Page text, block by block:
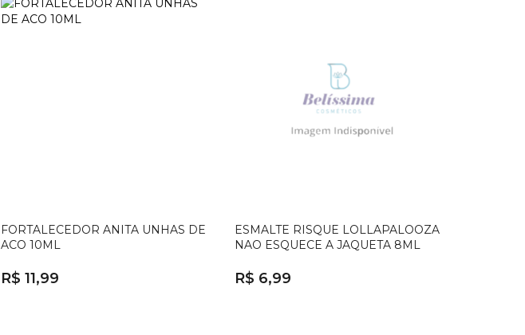
FORTALECEDOR ANITA UNHAS DE
ACO 10ML
R$ 11,99
ESMALTE RISQUE LOLLAPALOOZA
NAO ESQUECE A JAQUETA 8ML
R$ 6,99